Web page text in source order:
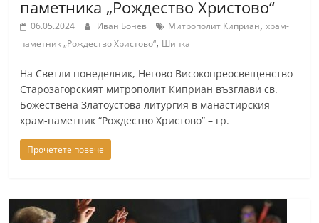
паметника „Рождество Христово“
06.05.2024 Иван Бонев Митрополит Киприан,храм-
паметник „Рождество Христово“, Шипка
На Светли понеделник, Негово Високопреосвещенство
Старозагорският митрополит Киприан възглави св.
Божествена Златоустова литургия в манастирския
храм-паметник “Рождество Христово” – гр.
Прочетете повече